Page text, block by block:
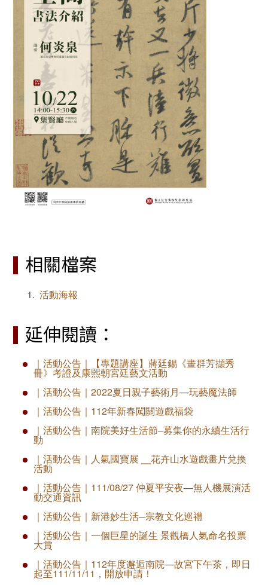
相關檔案
活動海報
延伸閱讀：
｜活動公告｜【專題講座】蔣廷錫《畫群芳擷秀
冊》考證及康熙朝宮廷藝文活動
｜活動公告｜2022夏日親子藝術月—玩藝魔法師
｜活動公告｜112年新春闖關遊戲福袋
｜活動公告｜​南院美好生活節–募集你的永續生活行
動
｜活動公告｜人氣國寶展 ╴花卉山水遊戲畫片兌換
活動
｜活動公告｜111/08/27 仲夏平安夜—無人機展演活
動交通資訊
｜活動公告｜新港妙生活─宗教文化巡禮
​｜活動公告｜一個巨星的誕生 景觀橋人氣命名投票
大賞
｜活動公告｜112年度邂逅南院—故宮下午茶，即日
起至111/11/11，開放申請！